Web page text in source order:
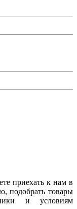
приехать к нам в
подобрать товары
и условиям